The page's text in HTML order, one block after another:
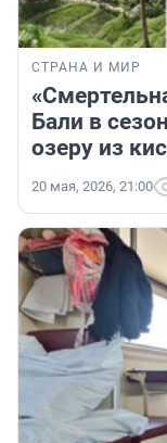
СТРАНА И МИР
Бали в
озеру из
20 мая, 2026, 21:00